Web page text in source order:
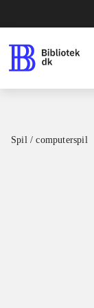
Spil / computerspil